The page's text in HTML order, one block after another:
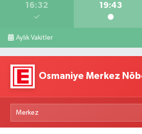
16:32 19:43
Aylık Vakitler
Osmaniye Merkez